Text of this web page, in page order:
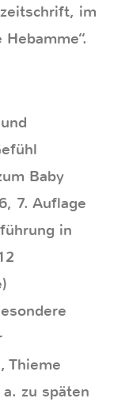
im
Baby
7. Auflage
in
Thieme
zu späten